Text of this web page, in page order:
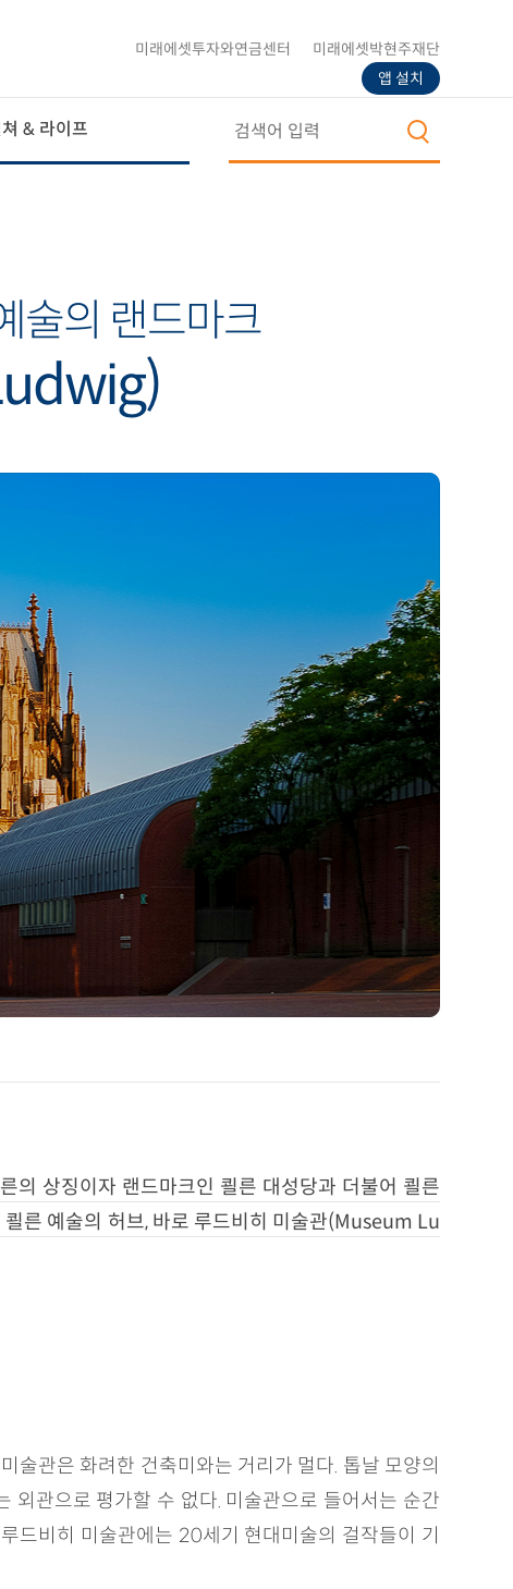
& 라이프
미래에셋투자와연금센터
미래에셋박현주재단
앱 설치
술의 랜드마크
의 상징이자 랜드마크인 쾰른 대성당과 더불어 쾰른
른 예술의 허브, 바로 루드비히 미술관(Museum Lu
술관은 화려한 건축미와는 거리가 멀다. 톱날 모양의
외관으로 평가할 수 없다. 미술관으로 들어서는 순간
드비히 미술관에는 20세기 현대미술의 걸작들이 기